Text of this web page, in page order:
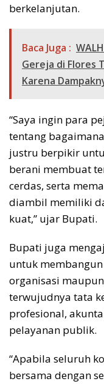
berkelanjutan.
Baca Juga :
Gereja di Flores
Karena
“Saya ingin para
tentang
justru berpikir
berani membuat
cerdas, serta
diambil memiliki
kuat,” ujar Bupati.
Bupati juga
untuk
organisasi
terwujudnya tata
profesional,
pelayanan publik.
“Apabila seluruh
bersama dengan